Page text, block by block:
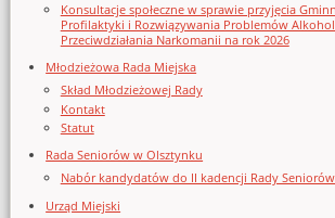
Konsultacje społeczne w sprawie przyjęcia
Profilaktyki i Rozwiązywania Problemów
Przeciwdziałania Narkomanii na rok 2026
Młodzieżowa Rada Miejska
Skład Młodzieżowej Rady
Kontakt
Statut
Rada Seniorów w Olsztynku
Nabór kandydatów do II kadencji Rady
Urząd Miejski